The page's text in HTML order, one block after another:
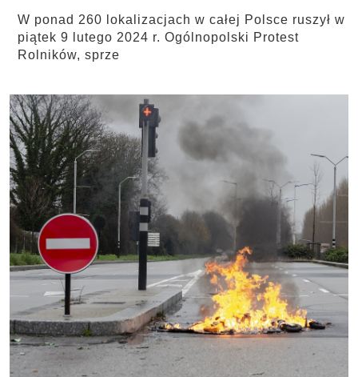
W ponad 260 lokalizacjach w całej Polsce ruszył w
piątek 9 lutego 2024 r. Ogólnopolski Protest
Rolników, sprze